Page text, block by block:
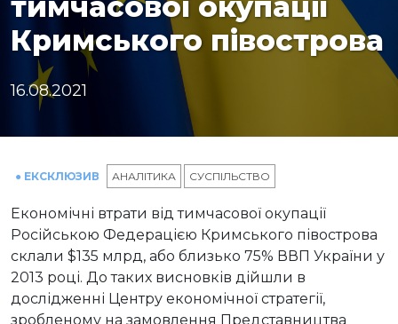
тимчасової окупації
Кримського півострова
16.08.2021
● ЕКСКЛЮЗИВ АНАЛІТИКА СУСПІЛЬСТВО
Економічні втрати від тимчасової окупації
Російською Федерацією Кримського півострова
склали $135 млрд, або близько 75% ВВП України у
2013 році. До таких висновків дійшли в
дослідженні Центру економічної стратегії,
зробленому на замовлення Представництва